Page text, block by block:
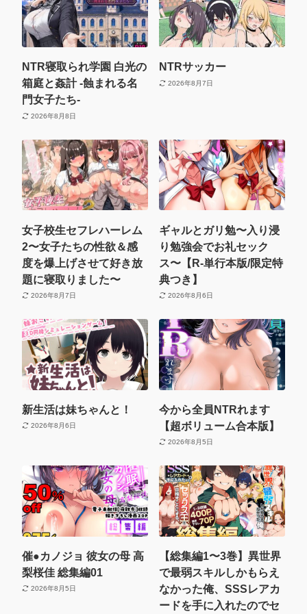
NTR寝取られ学園 白光の
箱庭と姦計 -蝕まれる名
門女子たち-
2026年8月8日
NTRサッカー
2026年8月7日
女子校生セフレハーレム
2〜女子たちの性欲＆感
度を爆上げさせて好き放
題に寝取りました〜
2026年8月7日
ギャルとガリ勉〜入り浸
り勉強会でお礼セック
ス〜【R-単行本版/限定特
典つき】
2026年8月6日
新生活は妹ちゃんと！
2026年8月6日
今から全員NTRれます
【超ボリューム合本版】
2026年8月5日
催●カノジョ 彼女の母 高
梨桜佳 総集編01
2026年8月5日
【総集編1〜3巻】異世界
で最弱スキルしかもらえ
なかった俺、SSSレアカ
ードを手に入れたのでセ